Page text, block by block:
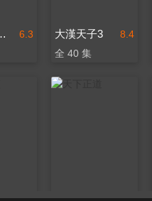
6.3
和月 8.4
大漢天子3
全 40 集